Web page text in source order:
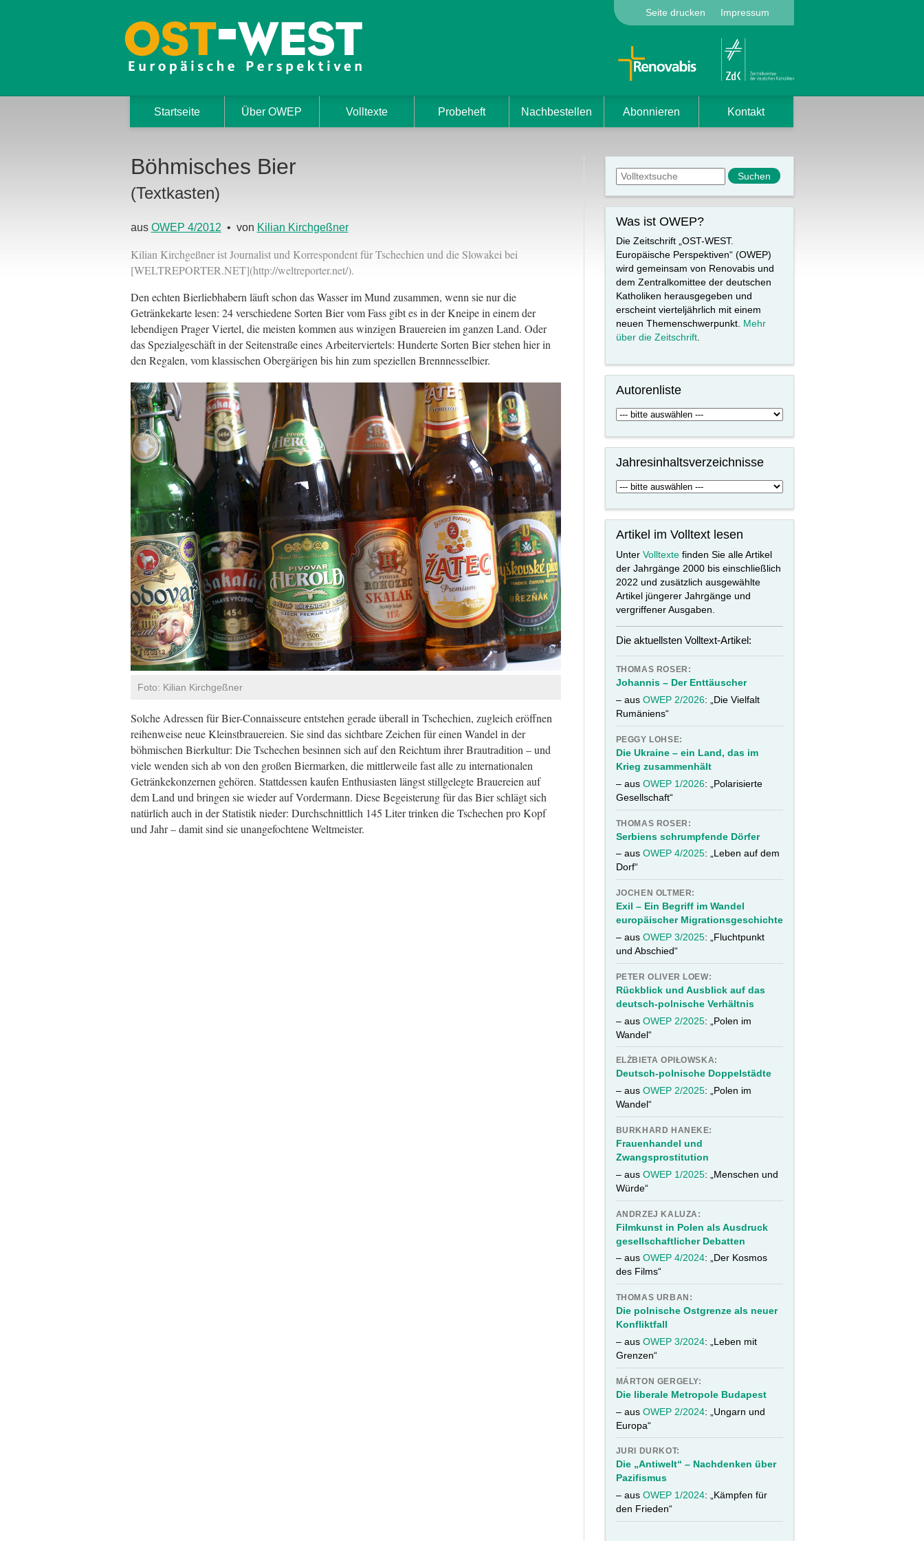
Seite drucken Impressum
Startseite Über OWEP Volltexte Probeheft Nachbestellen Abonnieren Kontakt
Böhmisches Bier
(Textkasten)
aus OWEP 4/2012 • von Kilian Kirchgeßner
Kilian Kirchgeßner ist Journalist und Korrespondent für Tschechien und die Slowakei bei
[WELTREPORTER.NET](http://weltreporter.net/).
Den echten Bierliebhabern läuft schon das Wasser im Mund zusammen, wenn sie nur die
Getränkekarte lesen: 24 verschiedene Sorten Bier vom Fass gibt es in der Kneipe in einem der
lebendigen Prager Viertel, die meisten kommen aus winzigen Brauereien im ganzen Land. Oder
das Spezialgeschäft in der Seitenstraße eines Arbeiterviertels: Hunderte Sorten Bier stehen hier in
den Regalen, vom klassischen Obergärigen bis hin zum speziellen Brennnesselbier.
Foto: Kilian Kirchgeßner
Solche Adressen für Bier-Connaisseure entstehen gerade überall in Tschechien, zugleich eröffnen
reihenweise neue Kleinstbrauereien. Sie sind das sichtbare Zeichen für einen Wandel in der
böhmischen Bierkultur: Die Tschechen besinnen sich auf den Reichtum ihrer Brautradition – und
viele wenden sich ab von den großen Biermarken, die mittlerweile fast alle zu internationalen
Getränkekonzernen gehören. Stattdessen kaufen Enthusiasten längst stillgelegte Brauereien auf
dem Land und bringen sie wieder auf Vordermann. Diese Begeisterung für das Bier schlägt sich
natürlich auch in der Statistik nieder: Durchschnittlich 145 Liter trinken die Tschechen pro Kopf
und Jahr – damit sind sie unangefochtene Weltmeister.
Suchformular Suche
Was ist OWEP?
Die Zeitschrift „OST-WEST.
Europäische Perspektiven“ (OWEP)
wird gemeinsam von Renovabis und
dem Zentralkomittee der deutschen
Katholiken herausgegeben und
erscheint vierteljährlich mit einem
neuen Themenschwerpunkt. Mehr
über die Zeitschrift.
Autorenliste
Jahresinhaltsverzeichnisse
Artikel im Volltext lesen
Unter Volltextefinden Sie alle Artikel
der Jahrgänge 2000 bis einschließlich
2022 und zusätzlich ausgewählte
Artikel jüngerer Jahrgänge und
vergriffener Ausgaben.
Die aktuellsten Volltext-Artikel:
THOMAS ROSER:
Johannis – Der Enttäuscher
– aus OWEP 2/2026: „Die Vielfalt
Rumäniens“
PEGGY LOHSE:
Die Ukraine – ein Land, das im
Krieg zusammenhält
– aus OWEP 1/2026: „Polarisierte
Gesellschaft“
THOMAS ROSER:
Serbiens schrumpfende Dörfer
– aus OWEP 4/2025: „Leben auf dem
Dorf“
JOCHEN OLTMER:
Exil – Ein Begriff im Wandel
europäischer Migrationsgeschichte
– aus OWEP 3/2025: „Fluchtpunkt
und Abschied“
PETER OLIVER LOEW:
Rückblick und Ausblick auf das
deutsch-polnische Verhältnis
– aus OWEP 2/2025: „Polen im
Wandel“
ELŻBIETA OPIŁOWSKA:
Deutsch-polnische Doppelstädte
– aus OWEP 2/2025: „Polen im
Wandel“
BURKHARD HANEKE:
Frauenhandel und
Zwangsprostitution
– aus OWEP 1/2025: „Menschen und
Würde“
ANDRZEJ KALUZA:
Filmkunst in Polen als Ausdruck
gesellschaftlicher Debatten
– aus OWEP 4/2024: „Der Kosmos
des Films“
THOMAS URBAN:
Die polnische Ostgrenze als neuer
Konfliktfall
– aus OWEP 3/2024: „Leben mit
Grenzen“
MÁRTON GERGELY:
Die liberale Metropole Budapest
– aus OWEP 2/2024: „Ungarn und
Europa“
JURI DURKOT:
Die „Antiwelt“ – Nachdenken über
Pazifismus
– aus OWEP 1/2024: „Kämpfen für
den Frieden“